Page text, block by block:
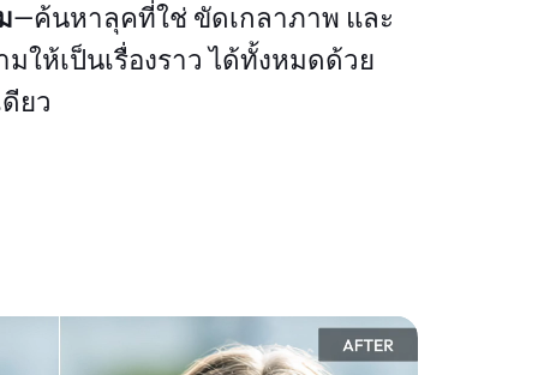
—ค้นหาลุคที่ใช่ ขัดเกลาภาพ และ
ให้เป็นเรื่องราว ได้ทั้งหมดด้วย
ยว